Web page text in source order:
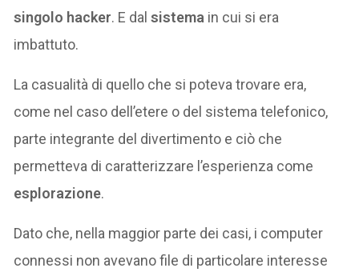
singolo hacker. E dalsistema in cui si era
imbattuto.
La casualità di quello che si poteva trovare era,
come nel caso dell’etere o del sistema telefonico,
parte integrante del divertimento e ciò che
permetteva di caratterizzare l’esperienza come
esplorazione.
Dato che, nella maggior parte dei casi, i computer
connessi non avevano file di particolare interesse